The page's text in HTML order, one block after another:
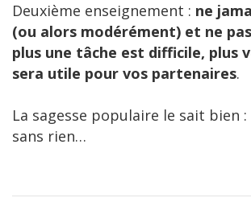
Deuxième enseignement : ne
(ou alors modérément) et ne
plus une tâche est difficile, plus
sera utile pour vos partenaires.
La sagesse populaire le sait bien :
sans rien…